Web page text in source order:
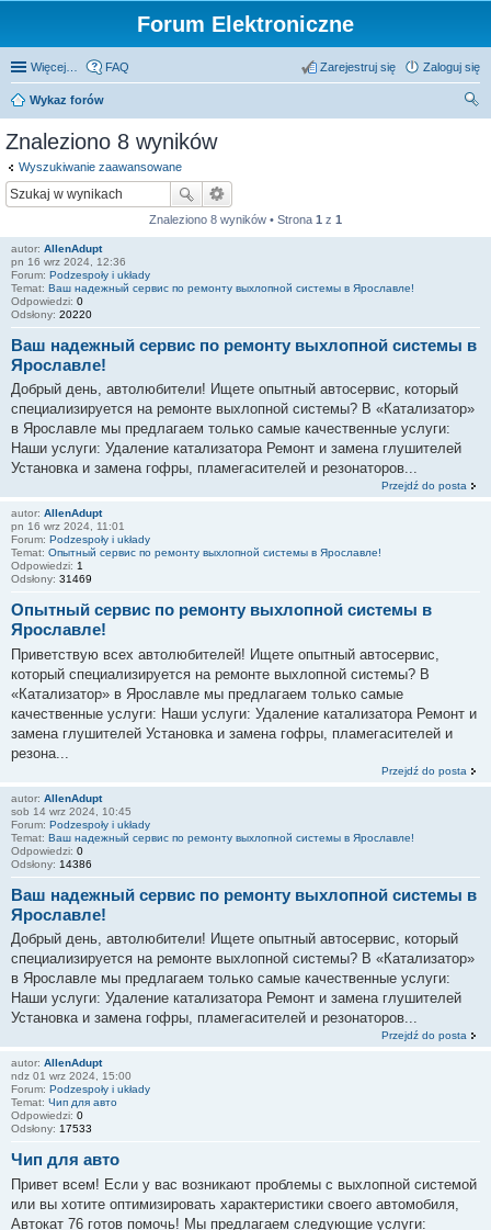
Forum Elektroniczne
Więcej… FAQ Zaloguj się
Zarejestruj się
Wykaz forów
Znaleziono 8 wyników
Wyszukiwanie zaawansowane
Znaleziono 8 wyników • Strona 1 z 1
autor: AllenAdupt
pn 16 wrz 2024, 12:36
Forum: Podzespoły i układy
Temat: Ваш надежный сервис по ремонту выхлопной системы в Ярославле!
Odpowiedzi: 0
Odsłony: 20220
Ваш надежный сервис по ремонту выхлопной системы в
Ярославле!
Добрый день, автолюбители! Ищете опытный автосервис, который
специализируется на ремонте выхлопной системы? В «Катализатор»
в Ярославле мы предлагаем только самые качественные услуги:
Наши услуги: Удаление катализатора Ремонт и замена глушителей
Установка и замена гофры, пламегасителей и резонаторов...
Przejdź do posta
autor: AllenAdupt
pn 16 wrz 2024, 11:01
Forum: Podzespoły i układy
Temat: Опытный сервис по ремонту выхлопной системы в Ярославле!
Odpowiedzi: 1
Odsłony: 31469
Опытный сервис по ремонту выхлопной системы в
Ярославле!
Приветствую всех автолюбителей! Ищете опытный автосервис,
который специализируется на ремонте выхлопной системы? В
«Катализатор» в Ярославле мы предлагаем только самые
качественные услуги: Наши услуги: Удаление катализатора Ремонт и
замена глушителей Установка и замена гофры, пламегасителей и
резона...
Przejdź do posta
autor: AllenAdupt
sob 14 wrz 2024, 10:45
Forum: Podzespoły i układy
Temat: Ваш надежный сервис по ремонту выхлопной системы в Ярославле!
Odpowiedzi: 0
Odsłony: 14386
Ваш надежный сервис по ремонту выхлопной системы в
Ярославле!
Добрый день, автолюбители! Ищете опытный автосервис, который
специализируется на ремонте выхлопной системы? В «Катализатор»
в Ярославле мы предлагаем только самые качественные услуги:
Наши услуги: Удаление катализатора Ремонт и замена глушителей
Установка и замена гофры, пламегасителей и резонаторов...
Przejdź do posta
autor: AllenAdupt
ndz 01 wrz 2024, 15:00
Forum: Podzespoły i układy
Temat: Чип для авто
Odpowiedzi: 0
Odsłony: 17533
Чип для авто
Привет всем! Если у вас возникают проблемы с выхлопной системой
или вы хотите оптимизировать характеристики своего автомобиля,
Автокат 76 готов помочь! Мы предлагаем следующие услуги: